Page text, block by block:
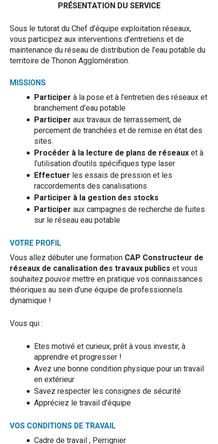
PRÉSENTATION DU SERVICE
Sous le tutorat du Chef d’équipe exploitation réseaux,
vous participez aux interventions d’entretiens et de
maintenance du réseau de distribution de l’eau potable du
territoire de Thonon Agglomération.
MISSIONS
Participer à la pose et à l’entretien des réseaux et
branchement d’eau potable
Participer aux travaux de terrassement, de
percement de tranchées et de remise en état des
sites.
Procéder à la lecture de plans de réseaux et à
l’utilisation d’outils spécifiques type laser
Effectuer les essais de pression et les
raccordements des canalisations
Participer à la gestion des stocks
Participer aux campagnes de recherche de fuites
sur le réseau eau potable
VOTRE PROFIL
Vous allez débuter une formation CAP Constructeur de
réseaux de canalisation des travaux publics et vous
souhaitez pouvoir mettre en pratique vos connaissances
théoriques au sein d’une équipe de professionnels
dynamique !
Vous qui :
Etes motivé et curieux, prêt à vous investir, à
apprendre et progresser !
Avez une bonne condition physique pour un travail
en extérieur
Savez respecter les consignes de sécurité
Appréciez le travail d’équipe
VOS CONDITIONS DE TRAVAIL
Cadre de travail ; Perrignier